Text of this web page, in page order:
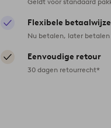
Flexibele betaalwijze
Nu betalen, later
Eenvoudige retour
30 dagen retourrecht*